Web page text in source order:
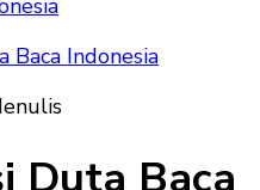
Baca Indonesia